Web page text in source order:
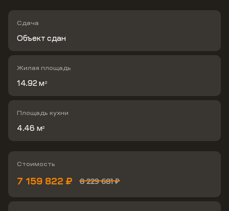
Сдача
Объект сдан
Жилая площадь
14.92 м 2
Площадь кухни
4.46 м2
Стоимость
8 229 681 ₽
7 159 822 ₽